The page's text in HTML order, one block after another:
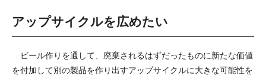
アップサイクルを広めたい
ビール作りを通して、廃棄されるはずだったものに新たな価値
を付加して別の製品を作り出すアップサイクルに大きな可能性を